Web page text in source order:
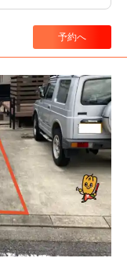
予約へ